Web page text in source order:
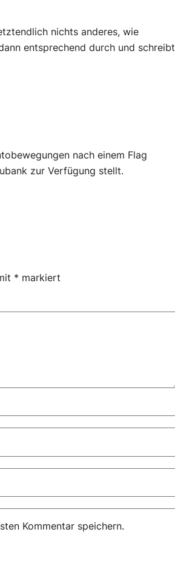
nichts anderes, wie
entsprechend durch und schreibt
nach einem Flag
zur Verfügung stellt.
* markiert
Kommentar speichern.